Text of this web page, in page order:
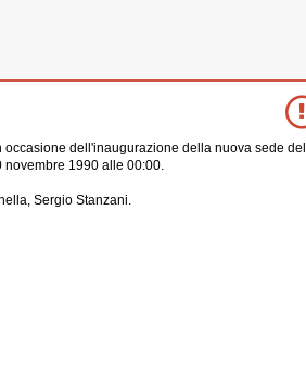
occasione dell'inaugurazione della nuova sede
novembre 1990 alle 00:00.
Sergio Stanzani.